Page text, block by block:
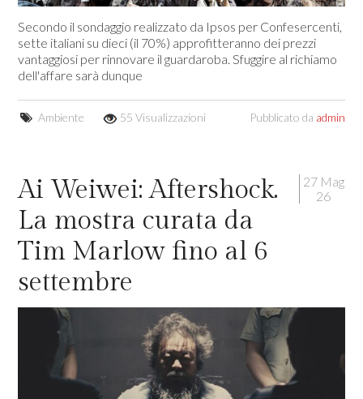
Secondo il sondaggio realizzato da Ipsos per Confesercenti,
sette italiani su dieci (il 70%) approfitteranno dei prezzi
vantaggiosi per rinnovare il guardaroba. Sfuggire al richiamo
dell'affare sarà dunque
Ambiente 55 Visualizzazioni Pubblicato da admin
27 Mag
26
Ai Weiwei: Aftershock.
La mostra curata da
Tim Marlow fino al 6
settembre